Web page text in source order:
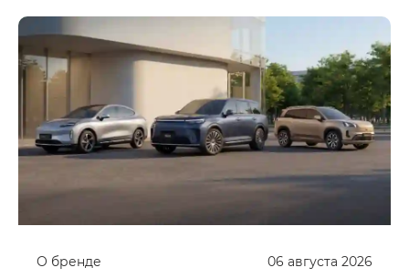
06 августа 2026
О бренде